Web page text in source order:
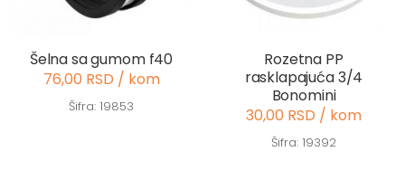
Šelna sa gumom f40
76,00 RSD / kom
Šifra: 19853
Rozetna PP
rasklapajuća 3/4
Bonomini
30,00 RSD / kom
Šifra: 19392